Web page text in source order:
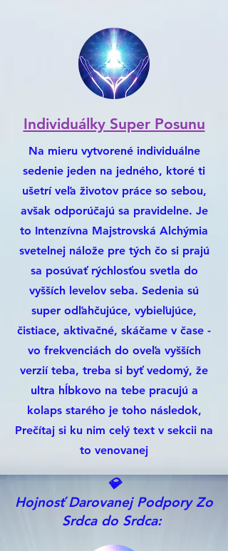
Individuálky Super Posunu
Na mieru vytvorené individuálne
sedenie jeden na jedného, ktoré ti
ušetrí veľa životov práce so sebou,
avšak odporúčajú sa pravidelne. Je
to Intenzívna Majstrovská Alchýmia
svetelnej nálože pre tých čo si prajú
sa posúvať rýchlosťou svetla do
vyšších levelov seba. Sedenia sú
super odľahčujúce, vybieľujúce,
čistiace, aktivačné, skáčame v čase -
vo frekvenciách do oveľa vyšších
verzií teba, treba si byť vedomý, že
ultra hĺbkovo na tebe pracujú a
kolaps starého je toho následok,
Prečítaj si ku nim celý text v sekcii na
to venovanej
💎
Hojnosť Darovanej Podpory Zo
Srdca do Srdca: